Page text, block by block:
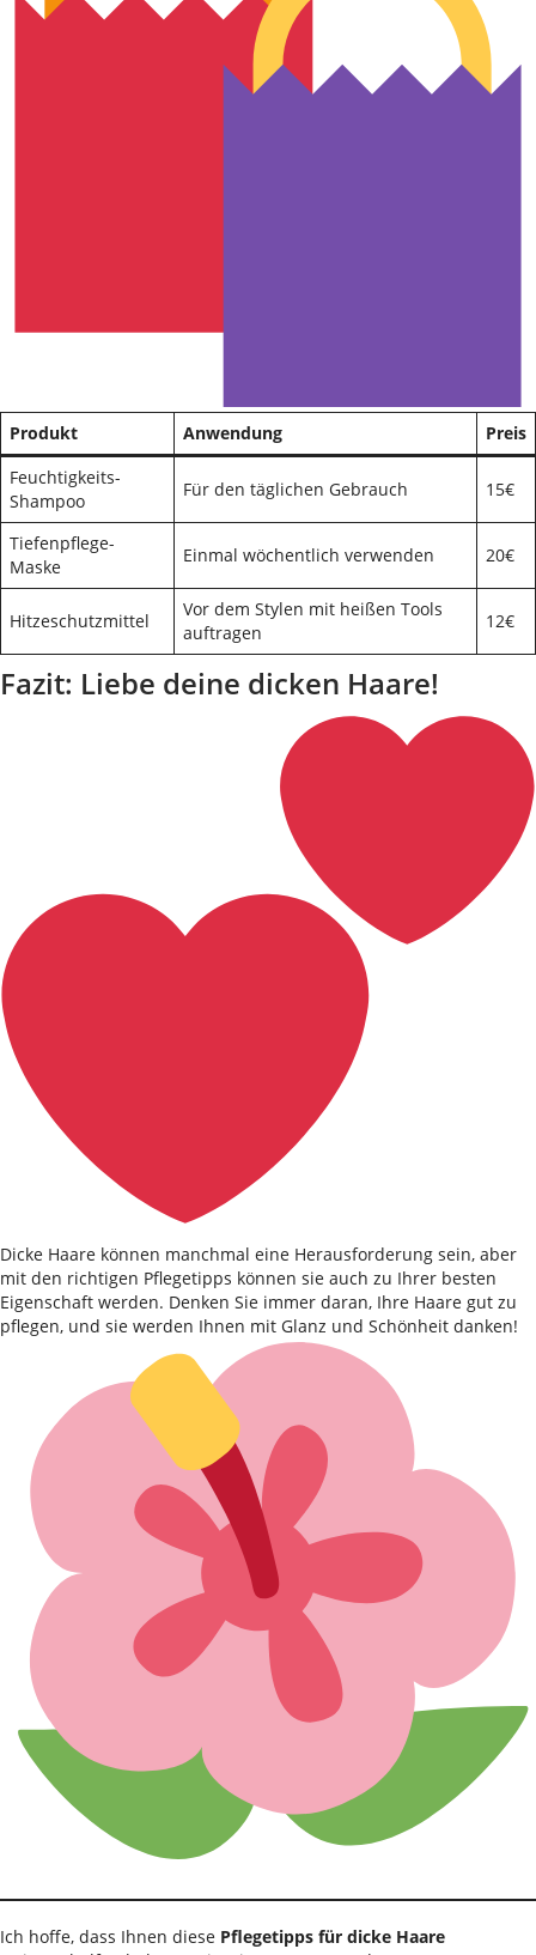
Produkt Anwendung
Preis
Feuchtigkeits-
Shampoo
Für den täglichen Gebrauch 15€
Tiefenpflege-
Maske
Einmal wöchentlich verwenden 20€
Hitzeschutzmittel
Vor dem Stylen mit heißen Tools
auftragen
12€
Fazit: Liebe deine dicken Haare!
Dicke Haare können manchmal eine Herausforderung sein, aber
mit den richtigen Pflegetipps können sie auch zu Ihrer besten
Eigenschaft werden. Denken Sie immer daran, Ihre Haare gut zu
pflegen, und sie werden Ihnen mit Glanz und Schönheit danken!
Ich hoffe, dass Ihnen diese Pflegetipps für dicke Haare